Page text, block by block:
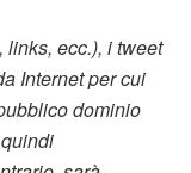
links, ecc.), i tweet
Internet per cui
dominio